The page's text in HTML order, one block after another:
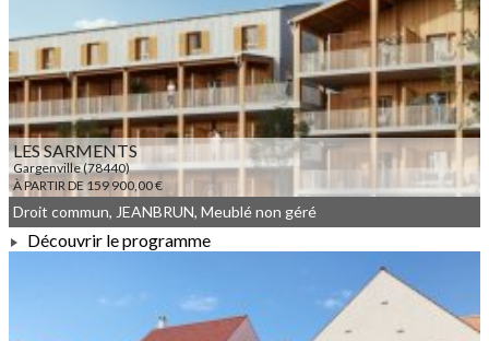
À PARTIR DE 324 000,00 €
LES SARMENTS
Gargenville (78440)
À PARTIR DE 159 900,00 €
À PARTIR DE 159 900,00 €
Droit commun, JEANBRUN, Meublé non géré
Découvrir le programme